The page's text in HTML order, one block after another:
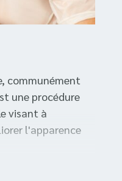
communément
une procédure
visant à
l'apparence